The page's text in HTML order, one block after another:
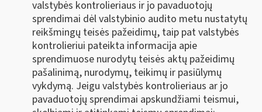
valstybės kontrolieriaus ir jo pavaduotojų
sprendimai dėl valstybinio audito metu nustatytų
reikšmingų teisės pažeidimų, taip pat valstybės
kontrolieriui pateikta informacija apie
sprendimuose nurodytų teisės aktų pažeidimų
pašalinimą, nurodymų, teikimų ir pasiūlymų
vykdymą. Jeigu valstybės kontrolieriaus ar jo
pavaduotojų sprendimai apskundžiami teismui,